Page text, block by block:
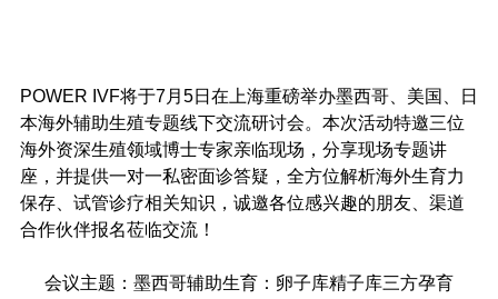
POWER IVF将于7月5日在上海重磅举办墨西哥、美国、日
本海外辅助生殖专题线下交流研讨会。本次活动特邀三位
海外资深生殖领域博士专家亲临现场，分享现场专题讲
座，并提供一对一私密面诊答疑，全方位解析海外生育力
保存、试管诊疗相关知识，诚邀各位感兴趣的朋友、渠道
合作伙伴报名莅临交流！
会议主题：墨西哥辅助生育：卵子库精子库三方孕育